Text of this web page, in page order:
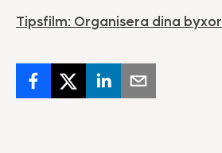
Tipsfilm: Organisera dina byxor